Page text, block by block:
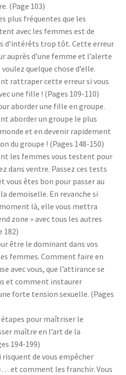
(Page 103)
plus fréquentes que les
avec les femmes est de
d’intérêts trop tôt. Cette erreur
auprès d’une femme et l’alerte
voulez quelque chose d’elle.
rattraper cette erreur si vous
une fille ! (Pages 109-110)
aborder une fille en groupe.
aborder un groupe le plus
et en devenir rapidement
du groupe ! (Pages 148-150)
les femmes vous testent pour
dans ventre. Passez ces tests
vous êtes bon pour passer au
demoiselle. En revanche si
moment là, elle vous mettra
zone »avec tous les autres
182)
être le dominant dans vos
femmes. Comment faire en
avec vous, que l’attirance se
et comment instaurer
forte tension sexuelle. (Pages
pour maîtriser le
maître en l’art de la
194-199)
risquent de vous empêcher
et comment les franchir. Vous